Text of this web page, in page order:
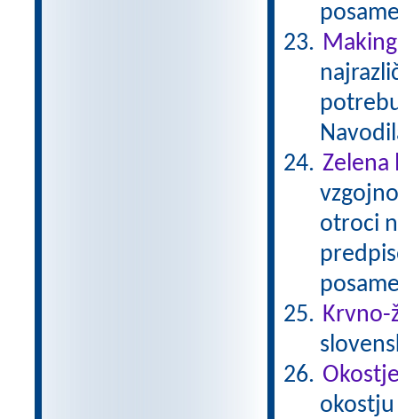
Zelena
otroci
Krvno-